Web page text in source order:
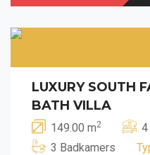
LUXURY SOUTH
BATH VILLA
149.00 m2
4
3 Badkamers